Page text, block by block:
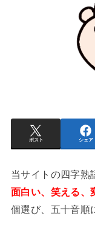
ポスト シェア
当サイトの四字熟
面白い、笑える、
個選び、五十音順